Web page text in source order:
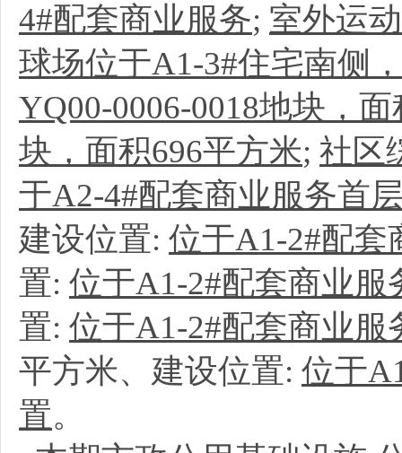
4#配套商业服务; 室外运
球场位于A1-3#住宅南侧
YQ00-0006-0018地块，
块，面积696平方米; 社区
于A2-4#配套商业服务首
建设位置: 位于A1-2#配套
置: 位于A1-2#配套商业服
置: 位于A1-2#配套商业服
平方米、建设位置: 位于
置。